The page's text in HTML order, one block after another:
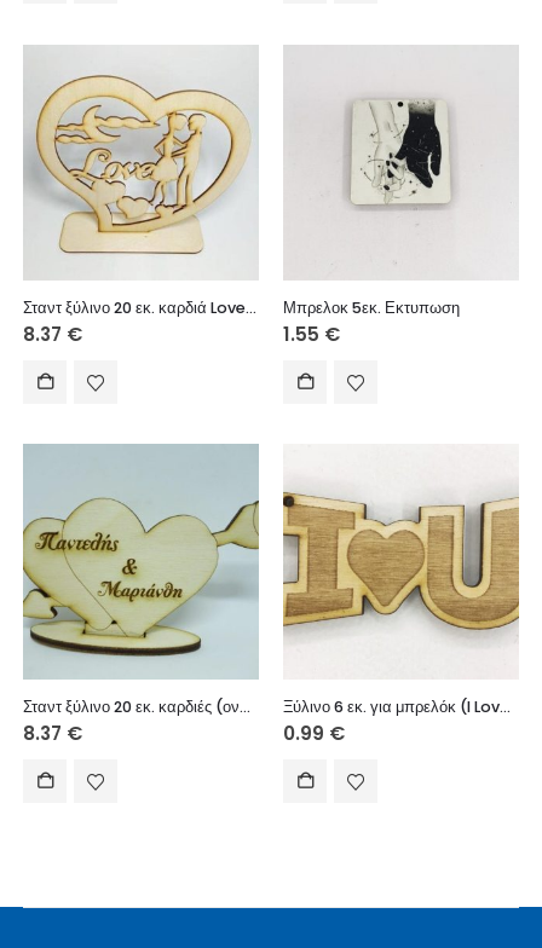
Σταντ ξύλινο 20 εκ. καρδιά Love (ονόματα επιλογής)
8.37 €
Μπρελοκ 5εκ. Εκτυπωση
1.55 €
Σταντ ξύλινο 20 εκ. καρδιές (ονόματα επιλογής)
8.37 €
Ξύλινο 6 εκ. για μπρελόκ (I Love you)
0.99 €